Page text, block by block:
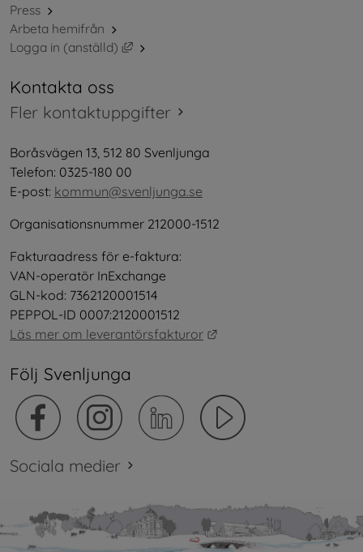
Press
Arbeta hemifrån
Logga in (anställd)
Länk till annan webbplats, öppnas i nytt
Kontakta oss
Fler kontaktuppgifter
Boråsvägen 13, 512 80 Svenljunga
Telefon: 0325-180 00
E-post: kommun@svenljunga.se
Organisationsnummer 212000-1512
Fakturaadress för e-faktura:
VAN-operatör InExchange
GLN-kod: 7362120001514
PEPPOL-ID 0007:2120001512
Läs mer om leverantörsfakturor
Följ Svenljunga
Sociala medier